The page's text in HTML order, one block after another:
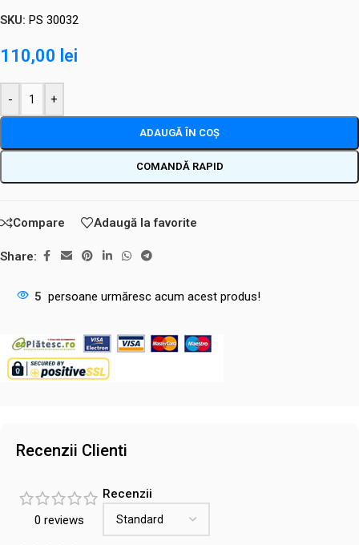
SKU: PS 30032
110,00 lei
- +
ADAUGĂ ÎN COȘ
COMANDĂ RAPID
Compare Adaugă la favorite
Share:
5 persoane urmăresc acum acest produs!
Recenzii Clienti
0 reviews
Recenzii